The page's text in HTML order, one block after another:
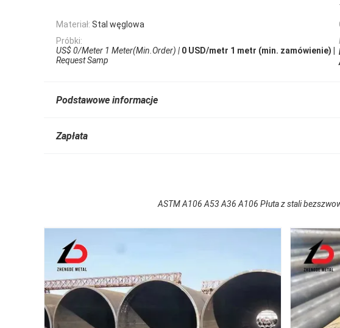
Materiał: Stal węglowa
Próbki:
US$ 0/Meter 1 Meter(Min.Order) | 0 USD/metr 1 metr (min. zamówienie) |
Request Samp
Podstawowe informacje
Zapłata
ASTM A106 A53 A36 A106 Płuta z stali